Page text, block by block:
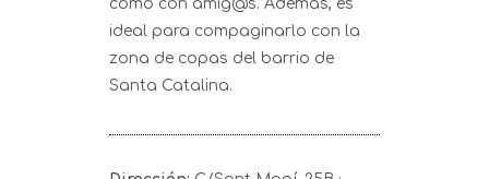
como con amig@s. Además, es
ideal para compaginarlo con la
zona de copas del barrio de
Santa Catalina.